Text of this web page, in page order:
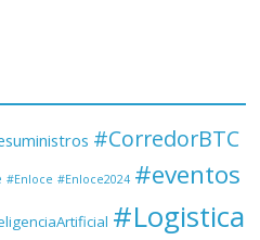
#CorredorBTC
#Enloce #Enloce2024 #eventos
#Logistica